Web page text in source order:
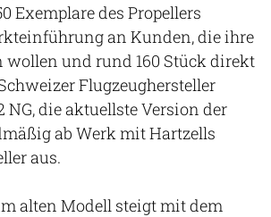
Exemplare des Propellers
an Kunden, die ihre
wollen und rund 160 Stück direkt
Flugzeughersteller
NG, die aktuellste Version der
ab Werk mit Hartzells
aus.
alten Modell steigt mit dem